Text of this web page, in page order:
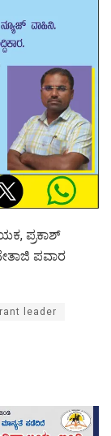
ಪ್ರಕಾಶ್
ಪವಾರ
leader